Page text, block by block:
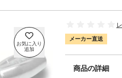
メーカー直送
商品の詳細